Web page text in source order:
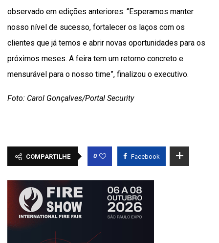
observado em edições anteriores. “Esperamos manter
nosso nível de sucesso, fortalecer os laços com os
clientes que já temos e abrir novas oportunidades para os
próximos meses. A feira tem um retorno concreto e
mensurável para o nosso time”, finalizou o executivo.
Foto: Carol Gonçalves/Portal Security
COMPARTILHE 0 Facebook